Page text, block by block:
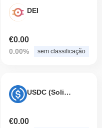
DEI
€0.00
0.00% sem classificação
USDC (Solidly)
€0.00